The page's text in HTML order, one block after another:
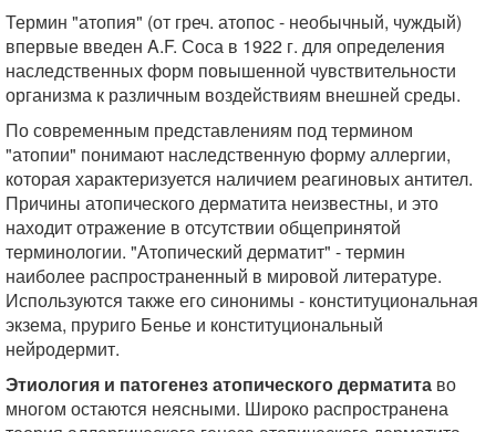
Термин "атопия" (от греч. атопос - необычный, чуждый)
впервые введен A.F. Соса в 1922 г. для определения
наследственных форм повышенной чувствительности
организма к различным воздействиям внешней среды.
По современным представлениям под термином
"атопии" понимают наследственную форму аллергии,
которая характеризуется наличием реагиновых антител.
Причины атопического дерматита неизвестны, и это
находит отражение в отсутствии общепринятой
терминологии. "Атопический дерматит" - термин
наиболее распространенный в мировой литературе.
Используются также его синонимы - конституциональная
экзема, пруриго Бенье и конституциональный
нейродермит.
Этиология и патогенез атопического дерматита во
многом остаются неясными. Широко распространена